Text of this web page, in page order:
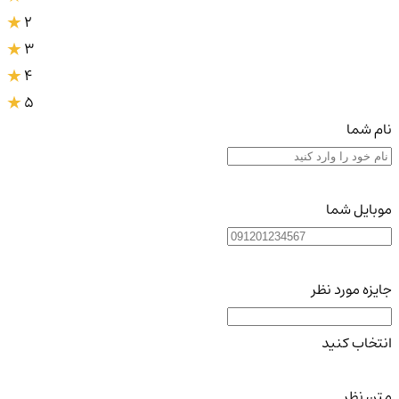
3
4
5
نام شما
موبایل شما
جایزه مورد نظر
انتخاب کنید